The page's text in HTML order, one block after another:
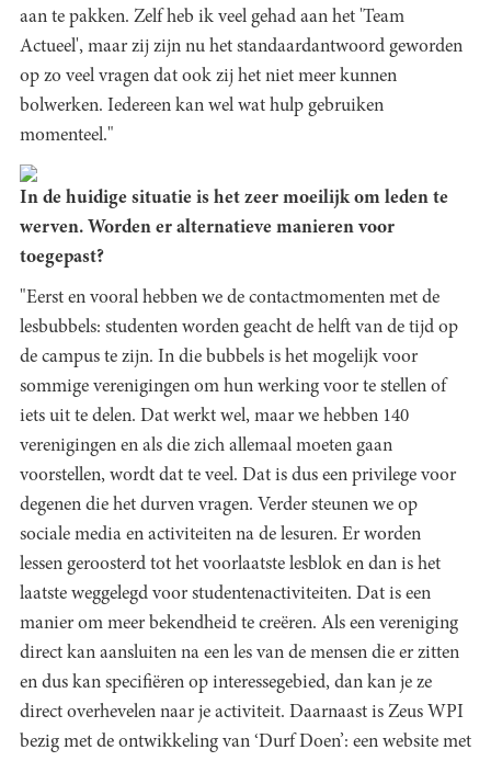
aan te pakken. Zelf heb ik veel gehad aan het 'Team
Actueel', maar zij zijn nu het standaardantwoord geworden
op zo veel vragen dat ook zij het niet meer kunnen
bolwerken. Iedereen kan wel wat hulp gebruiken
momenteel."
In de huidige situatie is het zeer moeilijk om leden te
werven. Worden er alternatieve manieren voor
toegepast?
"Eerst en vooral hebben we de contactmomenten met de
lesbubbels: studenten worden geacht de helft van de tijd op
de campus te zijn. In die bubbels is het mogelijk voor
sommige verenigingen om hun werking voor te stellen of
iets uit te delen. Dat werkt wel, maar we hebben 140
verenigingen en als die zich allemaal moeten gaan
voorstellen, wordt dat te veel. Dat is dus een privilege voor
degenen die het durven vragen. Verder steunen we op
sociale media en activiteiten na de lesuren. Er worden
lessen geroosterd tot het voorlaatste lesblok en dan is het
laatste weggelegd voor studentenactiviteiten. Dat is een
manier om meer bekendheid te creëren. Als een vereniging
direct kan aansluiten na een les van de mensen die er zitten
en dus kan specifiëren op interessegebied, dan kan je ze
direct overhevelen naar je activiteit. Daarnaast is Zeus WPI
bezig met de ontwikkeling van ‘Durf Doen’: een website met